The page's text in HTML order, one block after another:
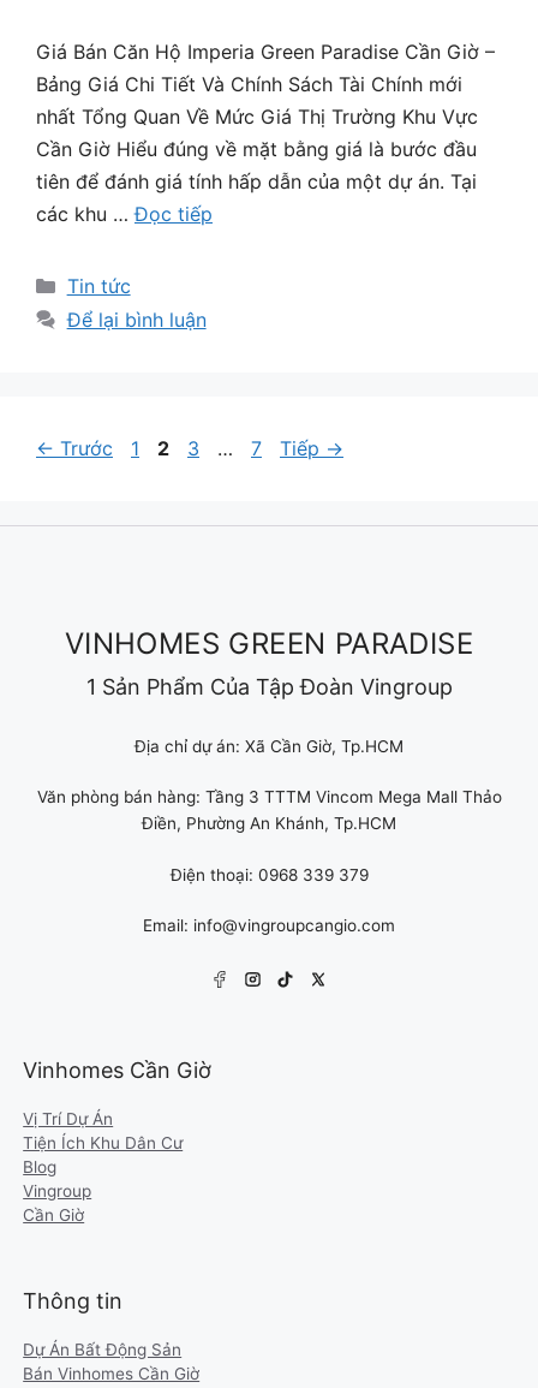
Giá Bán Căn Hộ Imperia Green Paradise Cần Giờ –
Bảng Giá Chi Tiết Và Chính Sách Tài Chính mới
nhất Tổng Quan Về Mức Giá Thị Trường Khu Vực
Cần Giờ Hiểu đúng về mặt bằng giá là bước đầu
tiên để đánh giá tính hấp dẫn của một dự án. Tại
các khu …Đọc tiếp
Danh
mục
Tin tức
Để lại bình luận
← Trước Trang
1 Trang
2 Trang
3 … Trang
7 Tiếp →
VINHOMES GREEN PARADISE
1 Sản Phẩm Của Tập Đoàn Vingroup
Địa chỉ dự án: Xã Cần Giờ, Tp.HCM
Văn phòng bán hàng: Tầng 3 TTTM Vincom Mega Mall Thảo
Điền, Phường An Khánh, Tp.HCM
Điện thoại: 0968 339 379
Email: info@vingroupcangio.com
Vinhomes Cần Giờ
Vị Trí Dự Án
Tiện Ích Khu Dân Cư
Blog
Vingroup
Cần Giờ
Thông tin
Dự Án Bất Động Sản
Bán Vinhomes Cần Giờ